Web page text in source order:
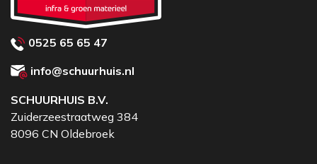
0525 65 65 47
info@schuurhuis.nl
SCHUURHUIS B.V.
Zuiderzeestraatweg 384
8096 CN Oldebroek